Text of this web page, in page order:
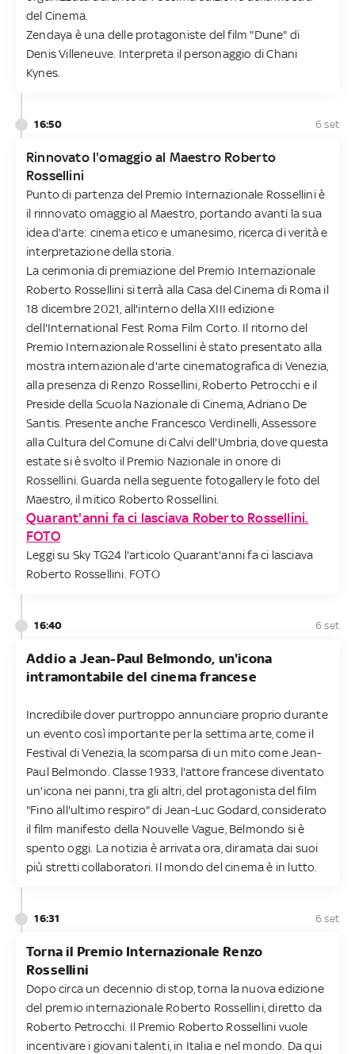
del Cinema.
Zendaya è una delle protagoniste del film "Dune" di
Denis Villeneuve. Interpreta il personaggio di Chani
Kynes.
16:50 6 set
Rinnovato l'omaggio al Maestro Roberto
Rossellini
Punto di partenza del Premio Internazionale Rossellini è
il rinnovato omaggio al Maestro, portando avanti la sua
idea d'arte: cinema etico e umanesimo, ricerca di verità e
interpretazione della storia.
La cerimonia di premiazione del Premio Internazionale
Roberto Rossellini si terrà alla Casa del Cinema di Roma il
18 dicembre 2021, all'interno della XIII edizione
dell'International Fest Roma Film Corto. Il ritorno del
Premio Internazionale Rossellini è stato presentato alla
mostra internazionale d'arte cinematografica di Venezia,
alla presenza di Renzo Rossellini, Roberto Petrocchi e il
Preside della Scuola Nazionale di Cinema, Adriano De
Santis. Presente anche Francesco Verdinelli, Assessore
alla Cultura del Comune di Calvi dell'Umbria, dove questa
estate si è svolto il Premio Nazionale in onore di
Rossellini. Guarda nella seguente fotogallery le foto del
Maestro, il mitico Roberto Rossellini.
Quarant'anni fa ci lasciava Roberto Rossellini.
FOTO
Leggi su Sky TG24 l'articolo Quarant'anni fa ci lasciava
Roberto Rossellini. FOTO
16:40 6 set
Addio a Jean-Paul Belmondo, un'icona
intramontabile del cinema francese
Incredibile dover purtroppo annunciare proprio durante
un evento così importante per la settima arte, come il
Festival di Venezia, la scomparsa di un mito come Jean-
Paul Belmondo. Classe 1933, l'attore francese diventato
un'icona nei panni, tra gli altri, del protagonista del film
"Fino all'ultimo respiro" di Jean-Luc Godard, considerato
il film manifesto della Nouvelle Vague, Belmondo si è
spento oggi. La notizia è arrivata ora, diramata dai suoi
più stretti collaboratori. Il mondo del cinema è in lutto.
16:31 6 set
Torna il Premio Internazionale Renzo
Rossellini
Dopo circa un decennio di stop, torna la nuova edizione
del premio internazionale Roberto Rossellini, diretto da
Roberto Petrocchi. Il Premio Roberto Rossellini vuole
incentivare i giovani talenti, in Italia e nel mondo. Da qui